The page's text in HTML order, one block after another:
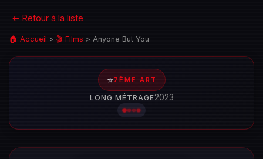
← Retour à la liste
🏠 Accueil > 🎬 Films > Anyone But You
⭐7ÈME ART
LONG MÉTRAGE2023